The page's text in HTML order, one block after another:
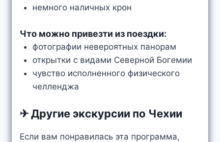
немного наличных крон
Что можно привезти из поездки:
фотографии невероятных панорам
открытки с видами Северной Богемии
чувство исполненного физического
челленджа
✈ Другие экскурсии по Чехии
Если вам понравилась эта программа,